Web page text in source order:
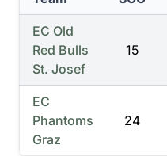
EC Old
Red Bulls
St. Josef
15
EC
Phantoms
Graz
24